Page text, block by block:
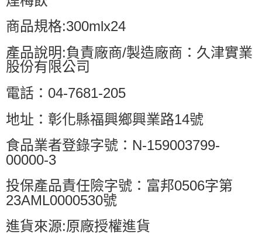
商品規格:300mlx24
產品說明:負責廠商/製造廠商：久津實業
股份有限公司
電話：04-7681-205
地址：彰化縣福興鄉興業路14號
食品業者登錄字號：N-159003799-
00000-3
投保產品責任險字號：富邦0506字第
23AML0000530號
進貨來源:原廠授權進貨